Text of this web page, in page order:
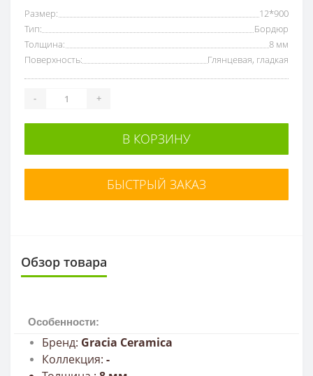
Размер:
12*900
Тип:
Бордюр
Толщина:
8 мм
Поверхность:
Глянцевая, гладкая
- +
В КОРЗИНУ
БЫСТРЫЙ ЗАКАЗ
Обзор товара
Особенности:
Бренд: Gracia Сeramica
Коллекция: -